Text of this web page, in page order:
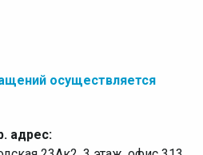
осуществляется
адрес: